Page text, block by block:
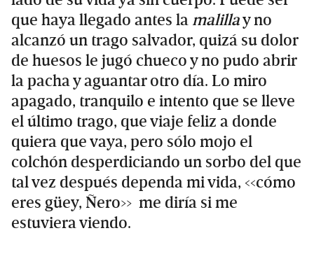
que haya llegado antes lamalillay no
alcanzó un trago salvador, quizá su dolor
de huesos le jugó chueco y no pudo abrir
la pacha y aguantar otro día. Lo miro
apagado, tranquilo e intento que se lleve
el último trago, que viaje feliz a donde
quiera que vaya, pero sólo mojo el
colchón desperdiciando un sorbo del que
tal vez después dependa mi vida, <<cómo
eres güey, Ñero>> me diría si me
estuviera viendo.